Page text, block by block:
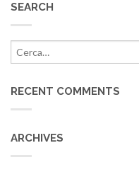
SEARCH
RECENT COMMENTS
ARCHIVES